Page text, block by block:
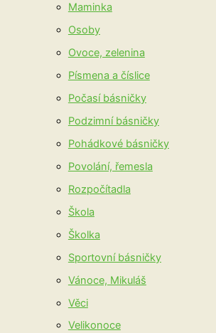
Maminka
Osoby
Ovoce, zelenina
Písmena a číslice
Počasí básničky
Podzimní básničky
Pohádkové básničky
Povolání, řemesla
Rozpočítadla
Škola
Školka
Sportovní básničky
Vánoce, Mikuláš
Věci
Velikonoce